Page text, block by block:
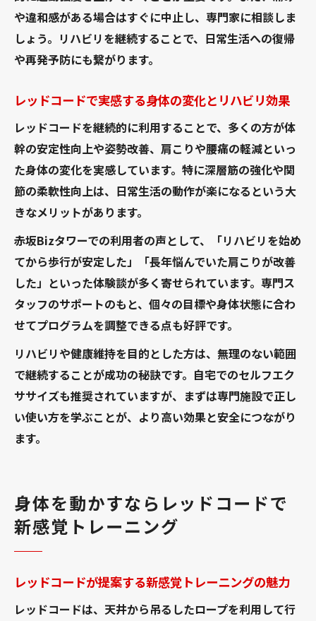
や違和感がある場合はすぐに中止し、専門家に相談しま
しょう。リハビリを継続することで、日常生活への復帰
や再発予防にも繋がります。
レッドコードで実感する身体の変化とリハビリ効果
レッドコードを継続的に利用することで、多くの方が体
幹の安定性向上や姿勢改善、肩こりや腰痛の軽減といっ
た身体の変化を実感しています。特に深層筋の強化や関
節の柔軟性向上は、日常生活の動作が楽になるという大
きなメリットがあります。
赤坂Bizタワーでの利用者の声として、「リハビリを始め
てから歩行が安定した」「長年悩んでいた肩こりが改善
した」といった体験談が多く寄せられています。専門ス
タッフのサポートのもと、個々の目標や身体状態に合わ
せてプログラムを調整できる点も好評です。
リハビリや健康維持を目的とした方は、無理のない範囲
で継続することが成功の秘訣です。自宅でのセルフエク
ササイズも推奨されていますが、まずは専門施設で正し
い使い方を学ぶことが、より高い効果と安全につながり
ます。
身体を動かすならレッドコードで
新感覚トレーニング
レッドコードが提案する新感覚トレーニングの魅力
レッドコードは、天井から吊るしたロープを利用して行